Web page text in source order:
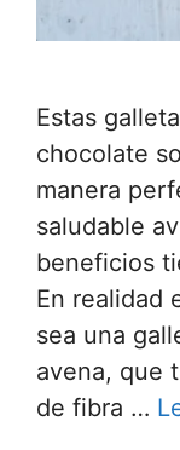
Estas
chocolate
manera
saludable
beneficios
En realidad
sea una
avena, que
de fibra …